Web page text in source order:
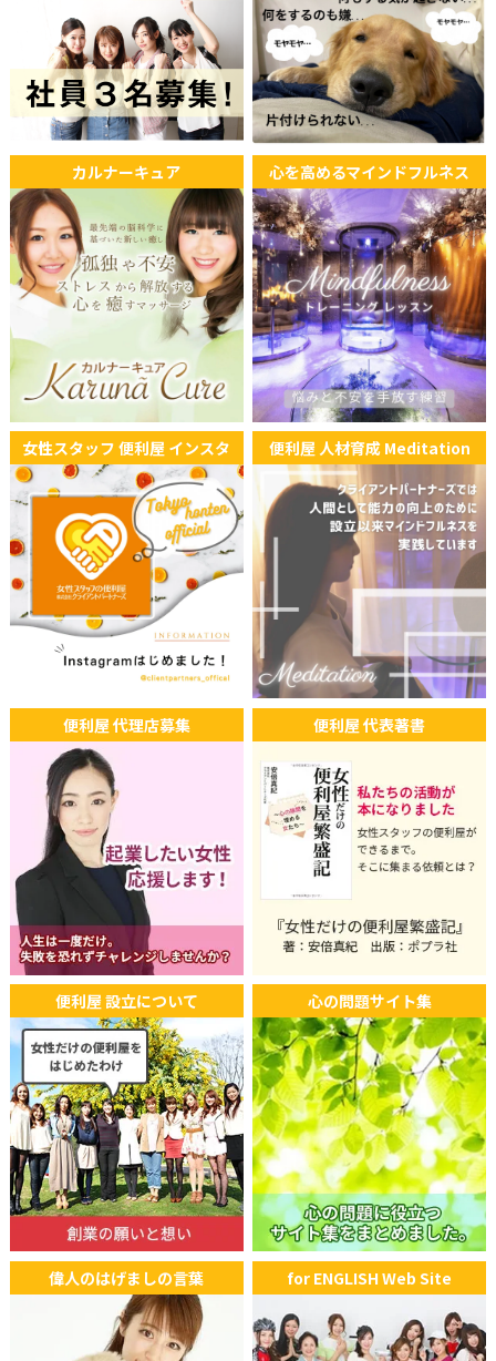
カルナーキュア 心を高めるマインドフルネス
女性スタッフ 便利屋 インスタ 便利屋 人材育成 Meditation
便利屋 代理店募集 便利屋 代表著書
便利屋 設立について 心の問題サイト集
偉人のはげましの言葉 for ENGLISH Web Site